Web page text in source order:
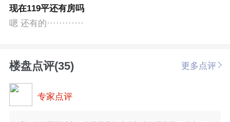
现在119平还有房吗
嗯 还有的············
楼盘点评(35) 更多点评
专家点评